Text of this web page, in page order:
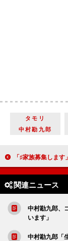
タモリ
中村勘九郎
「♯家族募集します」がクランクアップ 重岡大毅「
関連ニュース
中村勘九郎、
います」
中村勘九郎「